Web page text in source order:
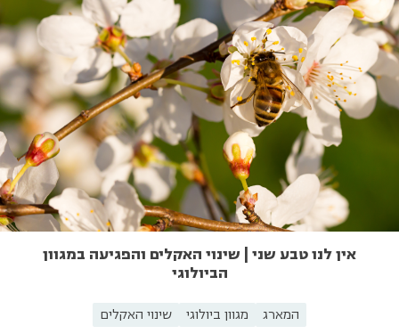
אין לנו טבע שני | שינוי האקלים והפגיעה במגוון
הביולוגי
המארג מגוון ביולוגי שינוי האקלים